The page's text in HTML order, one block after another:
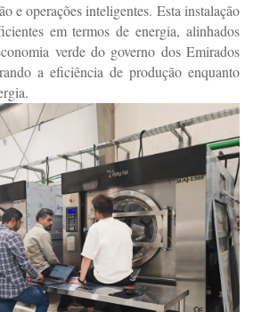
e operações inteligentes. Esta instalação
em termos de energia, alinhados
verde do governo dos Emirados
a eficiência de produção enquanto